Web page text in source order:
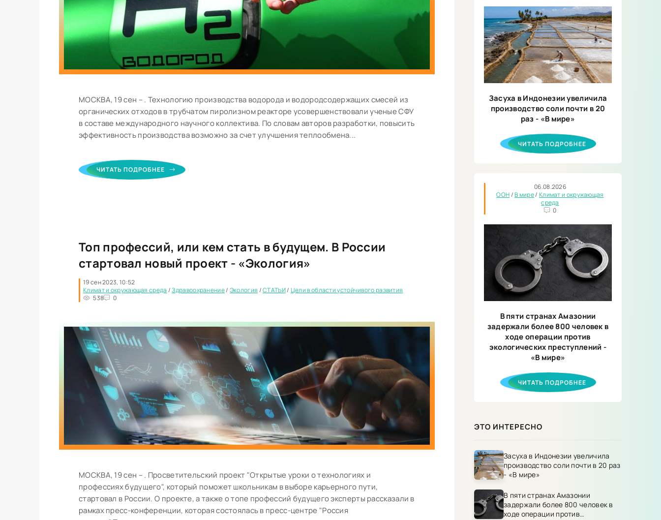
МОСКВА, 19 сен – . Технологию производства водорода и водородсодержащих смесей из
органических отходов в трубчатом пиролизном реакторе усовершенствовали ученые СФУ
в составе международного научного коллектива. По словам авторов разработки, повысить
эффективность производства возможно за счет улучшения теплообмена...
ЧИТАТЬ ПОДРОБНЕЕ
Топ профессий, или кем стать в будущем. В России
стартовал новый проект - «Экология»
19 сен 2023, 10:52
Климат и окружающая среда /Здравоохранение/ Экология /СТАТЬИ/ Цели в области устойчивого развития
538
0
МОСКВА, 19 сен – . Просветительский проект "Открытые уроки о технологиях и
профессиях будущего", который поможет школьникам в выборе карьерного пути,
стартовал в России. О проекте, а также о топе профессий будущего эксперты рассказали в
рамках пресс-конференции, которая состоялась в пресс-центре "Россия
Засуха в Индонезии увеличила
производство соли почти в 20
раз - «В мире»
ЧИТАТЬ ПОДРОБНЕЕ
06.08.2026
ООН/В мире/ Климат и окружающая
среда
0
В пяти странах Амазонии
задержали более 800 человек в
ходе операции против
экологических преступлений -
«В мире»
ЧИТАТЬ ПОДРОБНЕЕ
ЭТО ИНТЕРЕСНО
Засуха в Индонезии увеличила
производство соли почти в 20 раз
- «В мире»
В пяти странах Амазонии
задержали более 800 человек в
ходе операции против